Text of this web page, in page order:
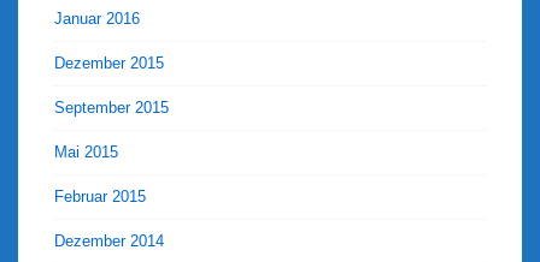
Januar 2016
Dezember 2015
September 2015
Mai 2015
Februar 2015
Dezember 2014